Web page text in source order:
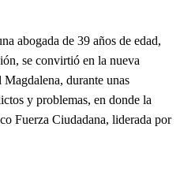
abogada de 39 años de edad,
se convirtió en la nueva
durante unas
y problemas, en donde la
Fuerza Ciudadana, liderada por